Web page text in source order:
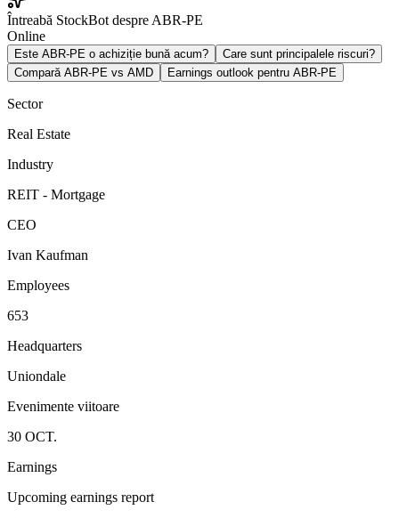
Întreabă StockBot despre ABR-PE
Online
Este ABR-PE o achiziție bună acum?
Care sunt principalele riscuri?
Compară ABR-PE vs AMD
Earnings outlook pentru ABR-PE
Sector
Real Estate
Industry
REIT - Mortgage
CEO
Ivan Kaufman
Employees
653
Headquarters
Uniondale
Evenimente viitoare
30 OCT.
Earnings
Upcoming earnings report